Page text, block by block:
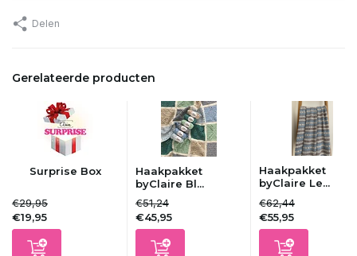
Uitverkocht
Uitverkocht
Uitverkocht
Uitverkocht
Delen
Gerelateerde producten
Surprise Box
€29,95
€19,95
Haakpakket
byClaire Bl...
€51,24
€45,95
Haakpakket
byClaire Le...
€62,44
€55,95